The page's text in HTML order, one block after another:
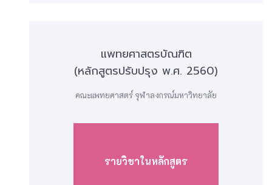
แพทยศาสตรบัณฑิต
(หลักสูตรปรับปรุง พ.ศ. 2560)
คณะแพทยศาสตร์ จุฬาลงกรณ์มหาวิทยาลัย
รายวิชาในหลักสูตร